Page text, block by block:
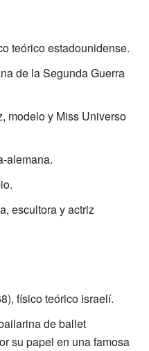
teórico estadounidense.
de la Segunda Guerra
modelo y Miss Universo
alemana.
escultora y actriz
físico teórico israelí.
de ballet
su papel en una famosa